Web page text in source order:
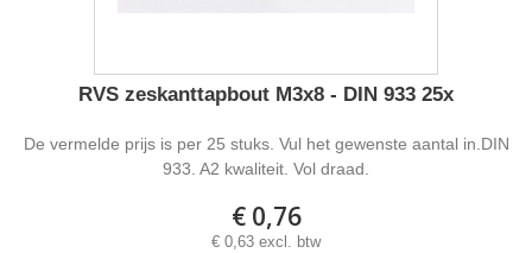
RVS zeskanttapbout M3x8 - DIN 933 25x
De vermelde prijs is per 25 stuks. Vul het gewenste aantal in.DIN
933. A2 kwaliteit. Vol draad.
€ 0,76
€ 0,63 excl. btw